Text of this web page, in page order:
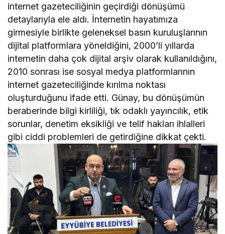
internet gazeteciliğinin geçirdiği dönüşümü
detaylarıyla ele aldı. İnternetin hayatımıza
girmesiyle birlikte geleneksel basın kuruluşlarının
dijital platformlara yöneldiğini, 2000’li yıllarda
internetin daha çok dijital arşiv olarak kullanıldığını,
2010 sonrası ise sosyal medya platformlarının
internet gazeteciliğinde kırılma noktası
oluşturduğunu ifade etti. Günay, bu dönüşümün
beraberinde bilgi kirliliği, tık odaklı yayıncılık, etik
sorunlar, denetim eksikliği ve telif hakları ihlalleri
gibi ciddi problemleri de getirdiğine dikkat çekti.